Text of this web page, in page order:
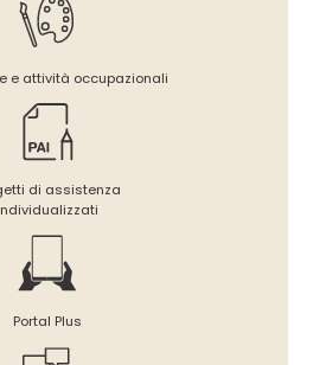
e attività occupazionali
di assistenza
Portal Plus